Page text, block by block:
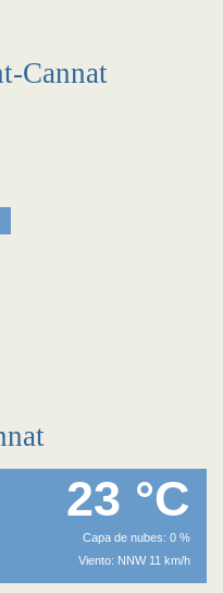
Cannat
23 °C
Capa de nubes: 0 %
Viento: NNW 11 km/h